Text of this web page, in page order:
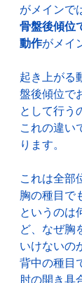
がメインで
骨盤後傾位
動作がメイ
起き上がる
盤後傾位で
として行う
これの違い
ります。
これは全部
胸の種目で
というのは
ど、なぜ胸
いけないの
背中の種目
肘の開き具